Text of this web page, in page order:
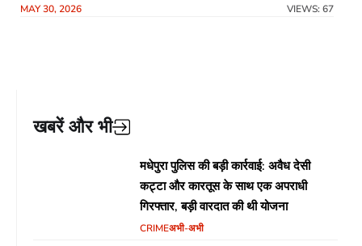
MAY 30, 2026 VIEWS: 67
खबरें और भी
मधेपुरा पुलिस की बड़ी कार्रवाई: अवैध देसी
कट्टा और कारतूस के साथ एक अपराधी
गिरफ्तार, बड़ी वारदात की थी योजना
CRIMEअभी-अभी